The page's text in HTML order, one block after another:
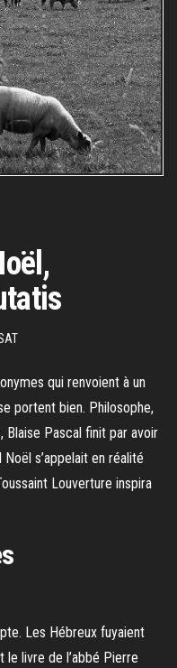
qui renvoient à un
portent bien. Philosophe,
Pascal finit par avoir
s’appelait en réalité
Louverture inspira
Les Hébreux fuyaient
le livre de l’abbé Pierre